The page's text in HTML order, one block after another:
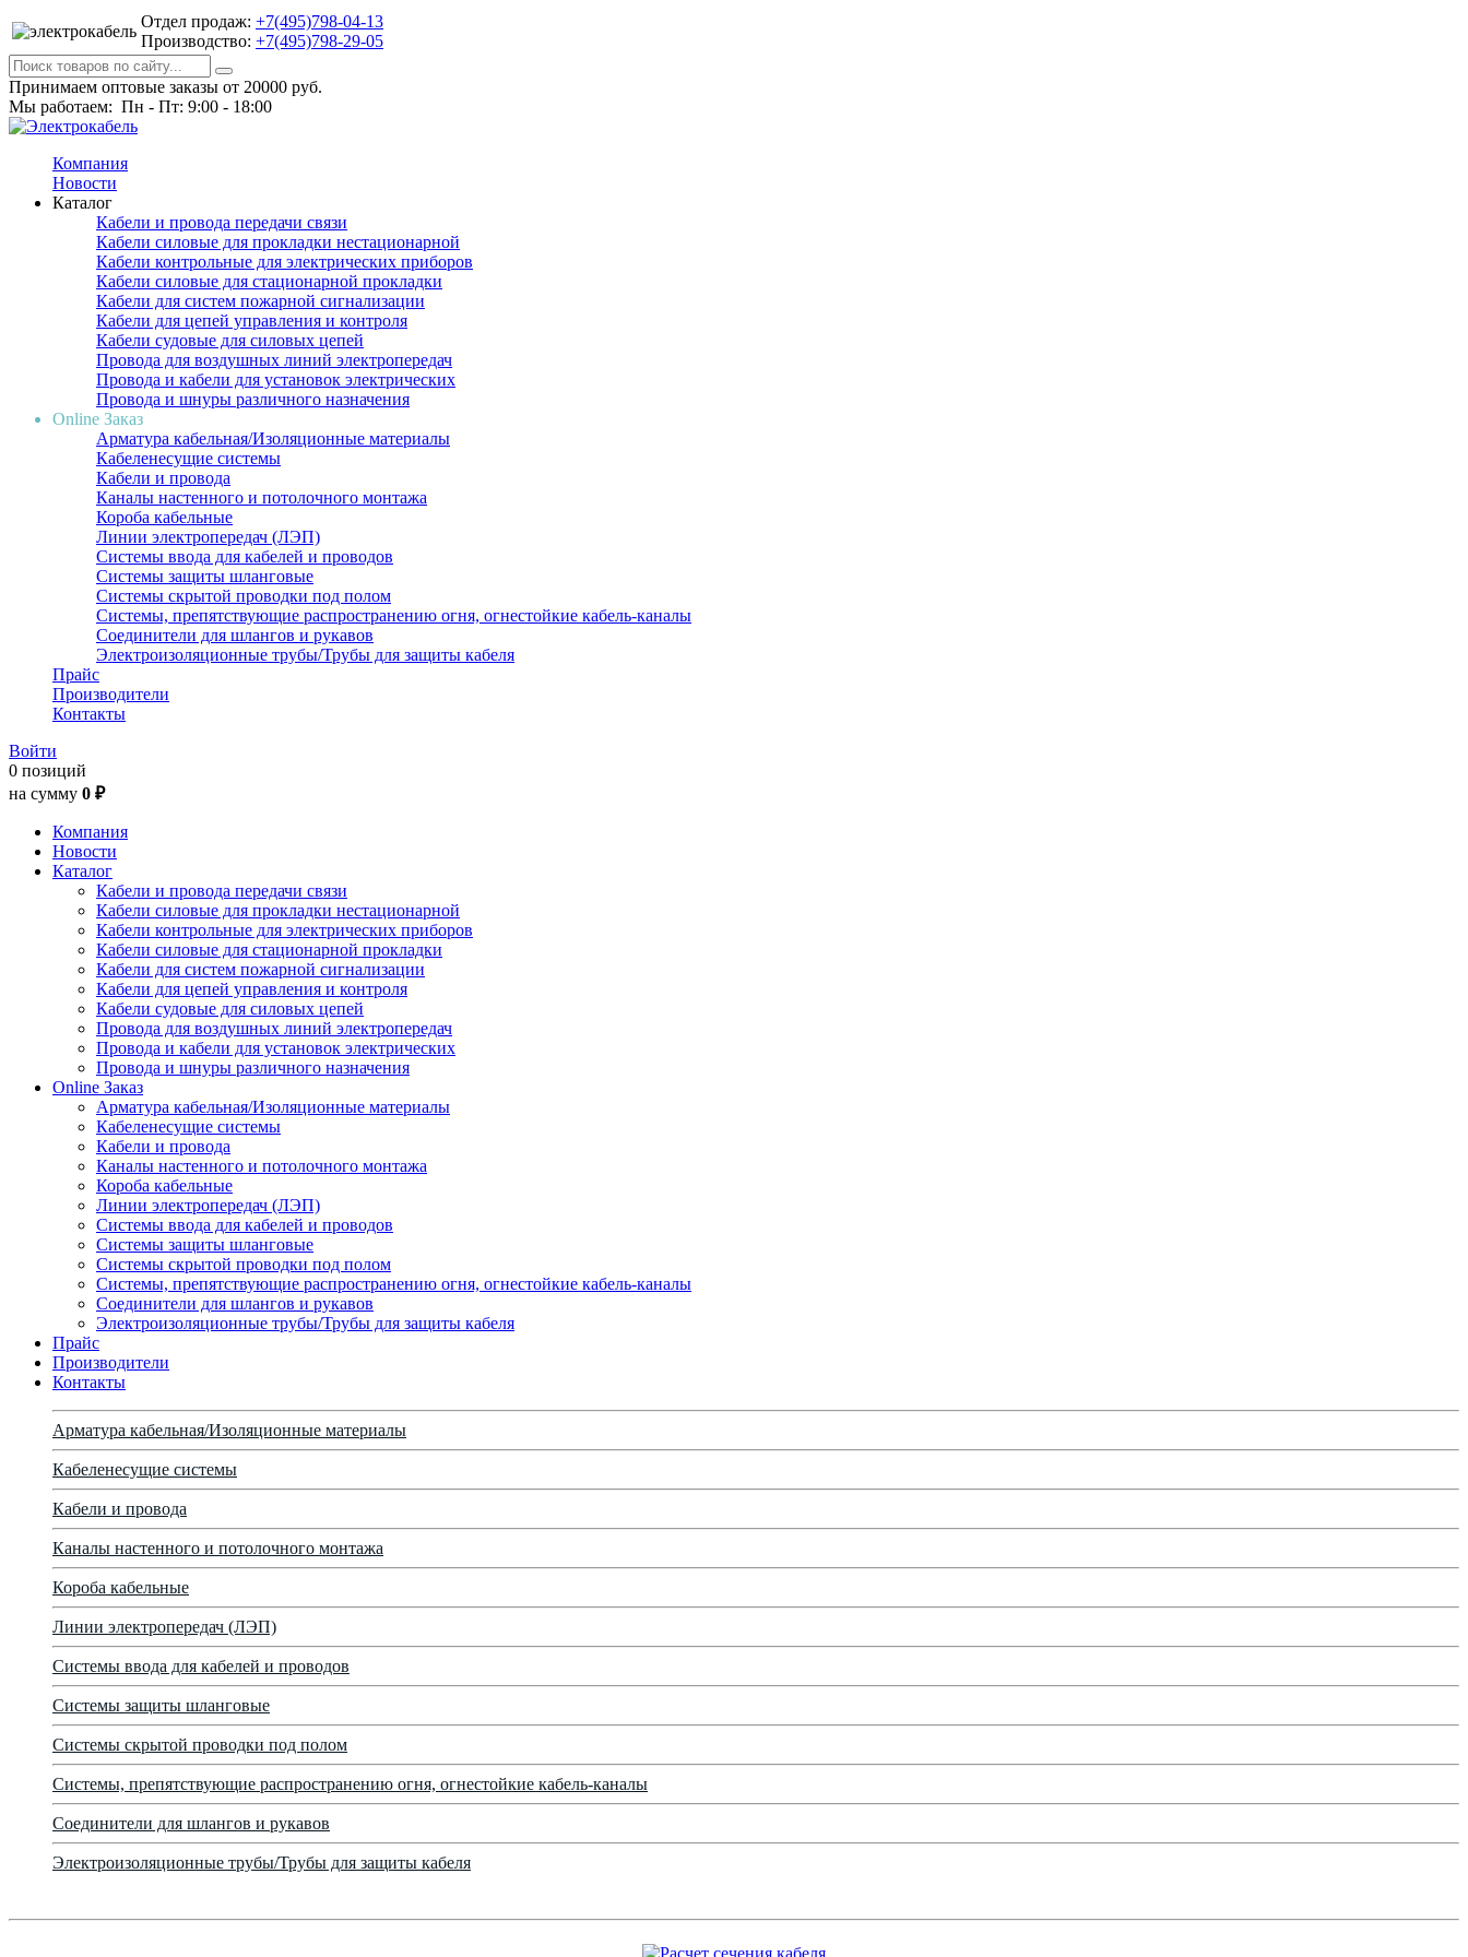
Отдел продаж: +7(495)798-04-13
Производство: +7(495)798-29-05
Принимаем оптовые заказы от 20000 руб.
Мы работаем: Пн - Пт: 9:00 - 18:00
Компания
Новости
Каталог
Кабели и провода передачи связи
Кабели силовые для прокладки нестационарной
Кабели контрольные для электрических приборов
Кабели силовые для стационарной прокладки
Кабели для систем пожарной сигнализации
Кабели для цепей управления и контроля
Кабели судовые для силовых цепей
Провода для воздушных линий электропередач
Провода и кабели для установок электрических
Провода и шнуры различного назначения
Online Заказ
Арматура кабельная/Изоляционные материалы
Кабеленесущие системы
Кабели и провода
Каналы настенного и потолочного монтажа
Короба кабельные
Линии электропередач (ЛЭП)
Системы ввода для кабелей и проводов
Системы защиты шланговые
Системы скрытой проводки под полом
Системы, препятствующие распространению огня, огнестойкие кабель-каналы
Соединители для шлангов и рукавов
Электроизоляционные трубы/Трубы для защиты кабеля
Прайс
Производители
Контакты
Войти
0 позиций
на сумму 0 ₽
Компания
Новости
Каталог
Кабели и провода передачи связи
Кабели силовые для прокладки нестационарной
Кабели контрольные для электрических приборов
Кабели силовые для стационарной прокладки
Кабели для систем пожарной сигнализации
Кабели для цепей управления и контроля
Кабели судовые для силовых цепей
Провода для воздушных линий электропередач
Провода и кабели для установок электрических
Провода и шнуры различного назначения
Online Заказ
Арматура кабельная/Изоляционные материалы
Кабеленесущие системы
Кабели и провода
Каналы настенного и потолочного монтажа
Короба кабельные
Линии электропередач (ЛЭП)
Системы ввода для кабелей и проводов
Системы защиты шланговые
Системы скрытой проводки под полом
Системы, препятствующие распространению огня, огнестойкие кабель-каналы
Соединители для шлангов и рукавов
Электроизоляционные трубы/Трубы для защиты кабеля
Прайс
Производители
Контакты
Арматура кабельная/Изоляционные материалы
Кабеленесущие системы
Кабели и провода
Каналы настенного и потолочного монтажа
Короба кабельные
Линии электропередач (ЛЭП)
Системы ввода для кабелей и проводов
Системы защиты шланговые
Системы скрытой проводки под полом
Системы, препятствующие распространению огня, огнестойкие кабель-каналы
Соединители для шлангов и рукавов
Электроизоляционные трубы/Трубы для защиты кабеля